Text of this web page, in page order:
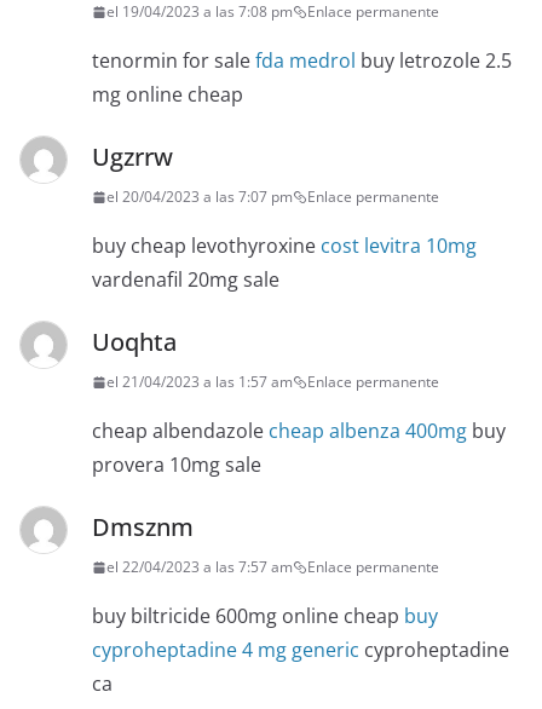
el 19/04/2023 a las 7:08 pm Enlace permanente
tenormin for salefda medrol buy letrozole 2.5
mg online cheap
Ugzrrw
el 20/04/2023 a las 7:07 pm Enlace permanente
buy cheap levothyroxine cost levitra 10mg
vardenafil 20mg sale
Uoqhta
el 21/04/2023 a las 1:57 am Enlace permanente
cheap albendazole cheap albenza 400mg buy
provera 10mg sale
Dmsznm
el 22/04/2023 a las 7:57 am Enlace permanente
buy biltricide 600mg online cheap buy
cyproheptadine 4 mg generic cyproheptadine
ca